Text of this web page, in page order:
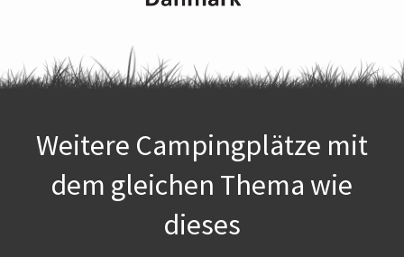
Weitere Campingplätze mit
dem gleichen Thema wie
dieses